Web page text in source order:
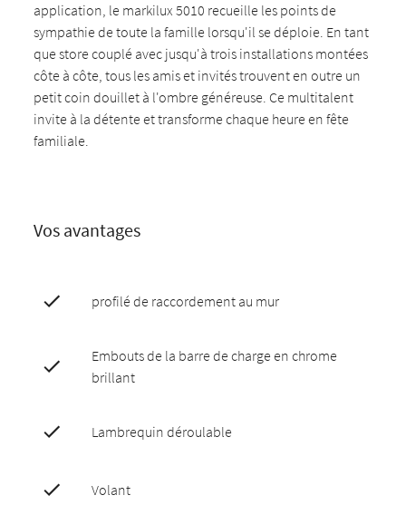
application, le markilux 5010 recueille les points de
sympathie de toute la famille lorsqu'il se déploie. En tant
que store couplé avec jusqu'à trois installations montées
côte à côte, tous les amis et invités trouvent en outre un
petit coin douillet à l'ombre généreuse. Ce multitalent
invite à la détente et transforme chaque heure en fête
familiale.
Vos avantages
profilé de raccordement au mur
Embouts de la barre de charge en chrome
brillant
Lambrequin déroulable
Volant